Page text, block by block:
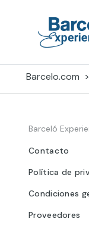
Barcelo.com
Barceló
Contacto
Política de
Condiciones
Proveedores